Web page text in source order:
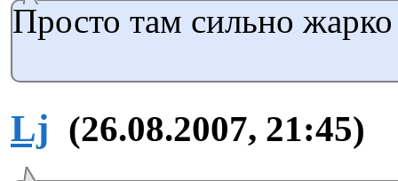
Просто там сильно
Lj (26.08.2007, 21:45)